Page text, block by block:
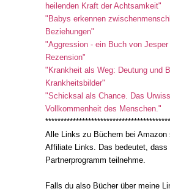
heilenden Kraft der Achtsamkeit"
"Babys erkennen
Beziehungen"
"Aggression - ein Buch von
Rezension"
"Krankheit als Weg: Deutung und
Krankheitsbilder"
"Schicksal als Chance. Das
Vollkommenheit des Menschen."
Alle Links zu Büchern bei Amazon
Affiliate Links. Das bedeutet, dass
Partnerprogramm teilnehme.
Falls du also Bücher über meine